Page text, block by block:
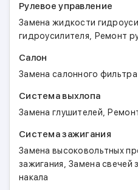
Рулевое управление
Замена жидкости
гидроусилителя, Ремонт
Салон
Замена салонного фильтра
Система выхлопа
Замена глушителей,
Система зажигания
Замена высоковольтных
зажигания,Замена свечей
накала